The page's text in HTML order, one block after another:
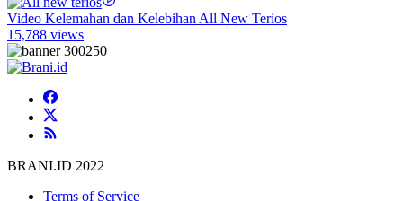
Video Kelemahan dan Kelebihan All New Terios
15,788 views
BRANI.ID 2022
Terms of Service